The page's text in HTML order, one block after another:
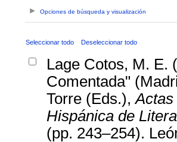
Opciones de búsqueda y visualización
Seleccionar todo Deseleccionar todo
Lage Cotos, M. E.
Comentada"
Torre (Eds.),Actas
Hispánica de
(pp. 243–254).